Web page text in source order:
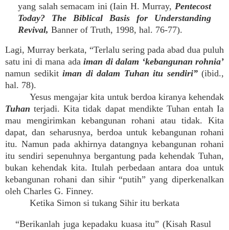
yang salah semacam ini (Iain H. Murray, Pentecost
Today? The Biblical Basis for Understanding
Revival, Banner of Truth, 1998, hal. 76-77).
Lagi, Murray berkata, “Terlalu sering pada abad dua puluh
satu ini di mana adaiman di dalam ‘kebangunan rohnia’
namun sedikit iman di dalam Tuhan itu sendiri”(ibid.,
hal. 78).
Yesus mengajar kita untuk berdoa kiranya kehendak
Tuhan terjadi. Kita tidak dapat mendikte Tuhan entah Ia
mau mengirimkan kebangunan rohani atau tidak. Kita
dapat, dan seharusnya, berdoa untuk kebangunan rohani
itu. Namun pada akhirnya datangnya kebangunan rohani
itu sendiri sepenuhnya bergantung pada kehendak Tuhan,
bukan kehendak kita. Itulah perbedaan antara doa untuk
kebangunan rohani dan sihir “putih” yang diperkenalkan
oleh Charles G. Finney.
Ketika Simon si tukang Sihir itu berkata
“Berikanlah juga kepadaku kuasa itu” (Kisah Rasul